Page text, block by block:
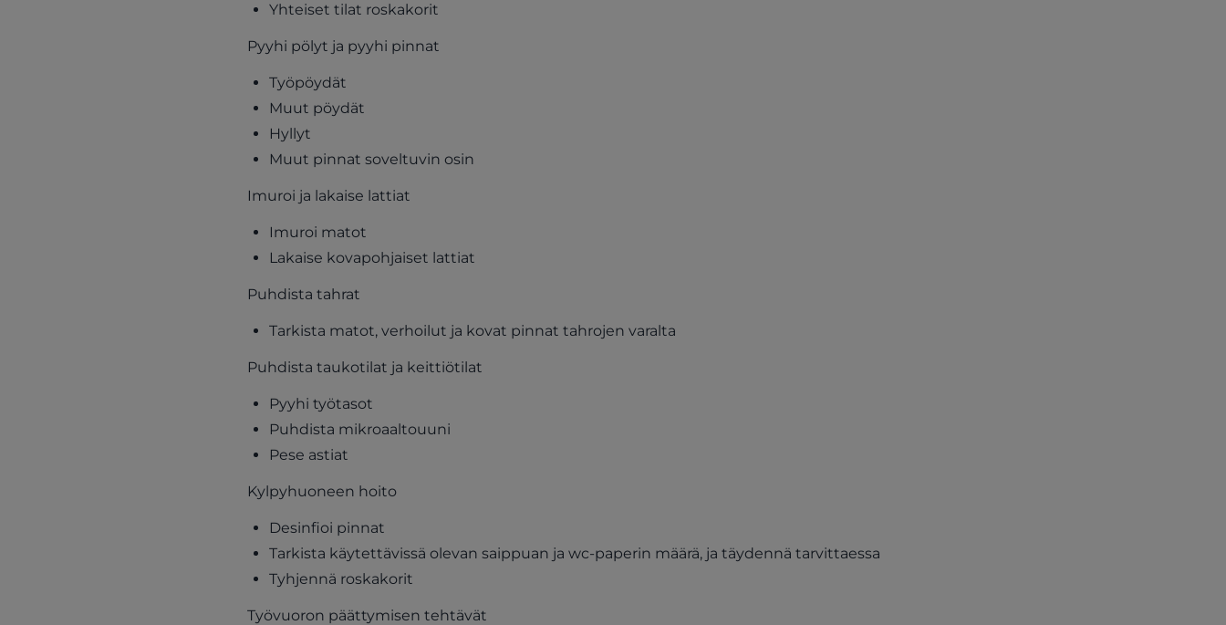
Yhteiset tilat roskakorit
Pyyhi pölyt ja pyyhi pinnat
Työpöydät
Muut pöydät
Hyllyt
Muut pinnat soveltuvin osin
Imuroi ja lakaise lattiat
Imuroi matot
Lakaise kovapohjaiset lattiat
Puhdista tahrat
Tarkista matot, verhoilut ja kovat pinnat tahrojen varalta
Puhdista taukotilat ja keittiötilat
Pyyhi työtasot
Puhdista mikroaaltouuni
Pese astiat
Kylpyhuoneen hoito
Desinfioi pinnat
Tarkista käytettävissä olevan saippuan ja wc-paperin määrä, ja täydennä tarvittaessa
Tyhjennä roskakorit
Työvuoron päättymisen tehtävät